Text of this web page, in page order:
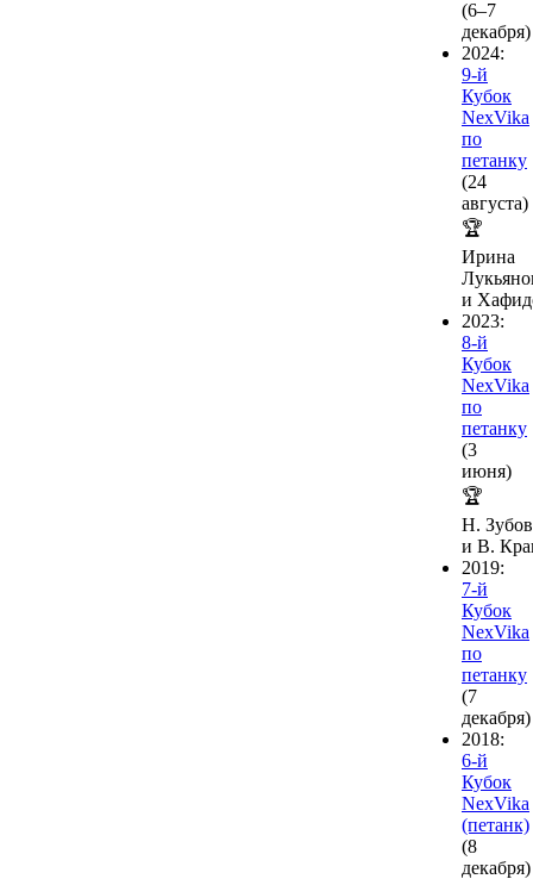
(6–7
декабря)
2024:
9-й
Кубок
NexVika
по
петанку
(24
августа)
🏆
Ирина
и
2023:
8-й
Кубок
NexVika
по
петанку
(3
июня)
🏆
Н.
и В.
2019:
7-й
Кубок
NexVika
по
петанку
(7
декабря)
2018:
6-й
Кубок
NexVika
(петанк)
(8
декабря)